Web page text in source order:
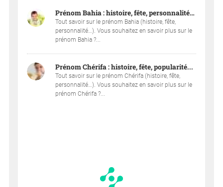
Prénom Bahia : histoire, fête, personnalité…
Tout savoir sur le prénom Bahia (histoire, fête,
personnalité…). Vous souhaitez en savoir plus sur le
prénom Bahia ?...
Prénom Chérifa : histoire, fête, popularité...
Tout savoir sur le prénom Chérifa (histoire, fête,
personnalité…). Vous souhaitez en savoir plus sur le
prénom Chérifa ?...